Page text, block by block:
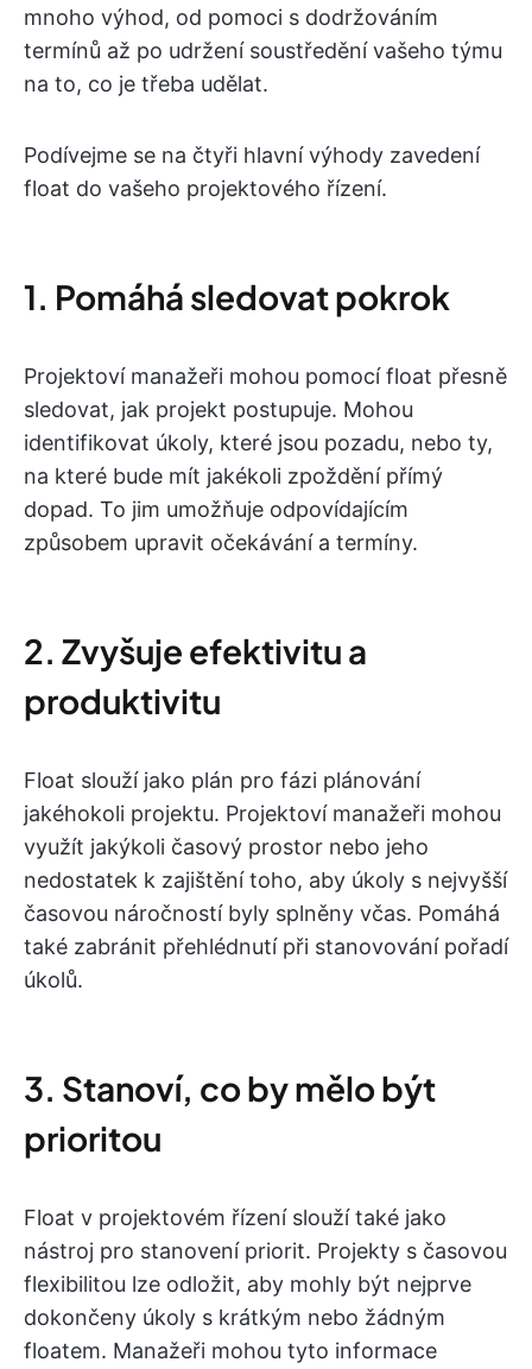
mnoho výhod, od pomoci s dodržováním
termínů až po udržení soustředění vašeho týmu
na to, co je třeba udělat.
Podívejme se na čtyři hlavní výhody zavedení
float do vašeho projektového řízení.
1. Pomáhá sledovat pokrok
Projektoví manažeři mohou pomocí float přesně
sledovat, jak projekt postupuje. Mohou
identifikovat úkoly, které jsou pozadu, nebo ty,
na které bude mít jakékoli zpoždění přímý
dopad. To jim umožňuje odpovídajícím
způsobem upravit očekávání a termíny.
2. Zvyšuje efektivitu a
produktivitu
Float slouží jako plán pro fázi plánování
jakéhokoli projektu. Projektoví manažeři mohou
využít jakýkoli časový prostor nebo jeho
nedostatek k zajištění toho, aby úkoly s nejvyšší
časovou náročností byly splněny včas. Pomáhá
také zabránit přehlédnutí při stanovování pořadí
úkolů.
3. Stanoví, co by mělo být
prioritou
Float v projektovém řízení slouží také jako
nástroj pro stanovení priorit. Projekty s časovou
flexibilitou lze odložit, aby mohly být nejprve
dokončeny úkoly s krátkým nebo žádným
floatem. Manažeři mohou tyto informace